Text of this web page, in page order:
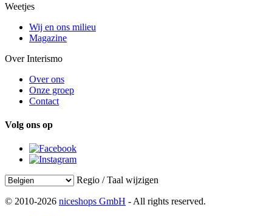
Weetjes
Wij en ons milieu
Magazine
Over Interismo
Over ons
Onze groep
Contact
Volg ons op
Regio / Taal wijzigen
© 2010-2026 niceshops GmbH - All rights reserved.